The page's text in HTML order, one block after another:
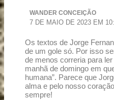
WANDER CONCEIÇÃO
7 DE MAIO DE 2023 EM
Os textos de Jorge
de um gole só. Por isso
de menos correria para
manhã de domingo em
humana”. Parece que
alma e pelo nosso
sempre!